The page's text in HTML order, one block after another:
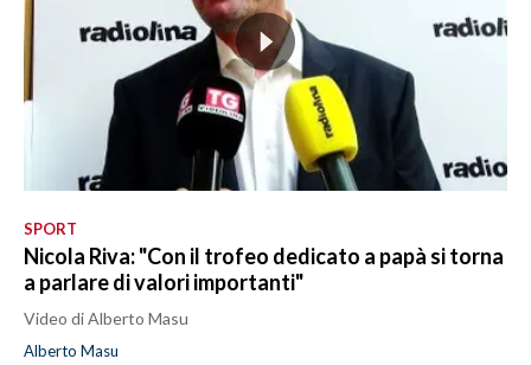
SPORT
Nicola Riva: "Con il trofeo dedicato a papà si torna
a parlare di valori importanti"
Video di Alberto Masu
Alberto Masu